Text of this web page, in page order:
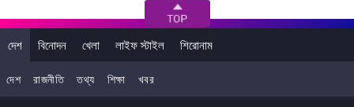
আপনি এটাও পছন্দ করতে পারেন
দেশ বিনোদন খেলা লাইফ স্টাইল শিরোনাম
দেশ রাজনীতি তথ্য শিক্ষা খবর